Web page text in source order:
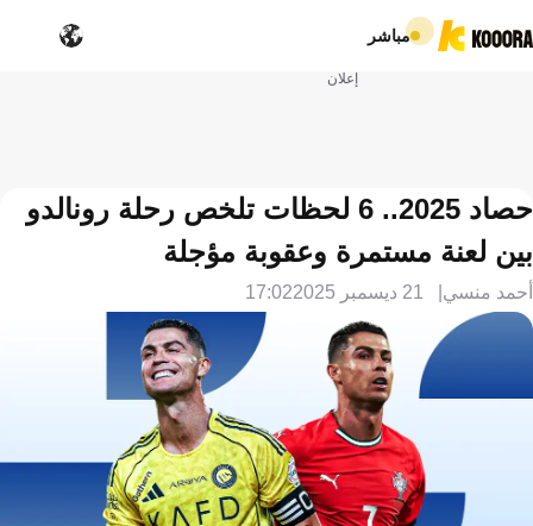
مباشر
إعلان
حصاد 2025.. 6 لحظات تلخص رحلة رونالدو
بين لعنة مستمرة وعقوبة مؤجلة
أحمد منسي 21 ديسمبر 2025 17:02